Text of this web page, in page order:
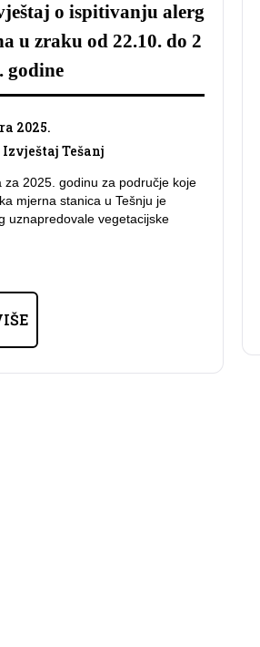
o ispitivanju alerg
u zraku od 22.10. do 2
godine
2025.
Tešanj
za 2025. godinu za područje koje
mjerna stanica u Tešnju je
uznapredovale vegetacijske